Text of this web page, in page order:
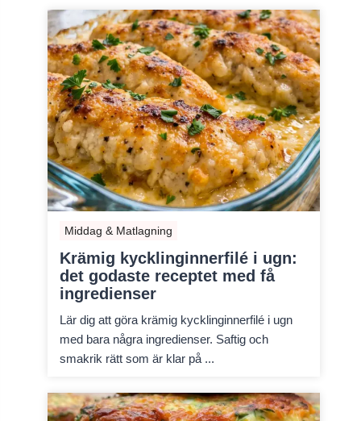
Middag & Matlagning
Krämig kycklinginnerfilé i ugn:
det godaste receptet med få
ingredienser
Lär dig att göra krämig kycklinginnerfilé i ugn
med bara några ingredienser. Saftig och
smakrik rätt som är klar på ...